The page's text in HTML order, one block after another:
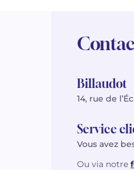
Billaudot
14, rue de
Service
Vous avez
Ou via notre